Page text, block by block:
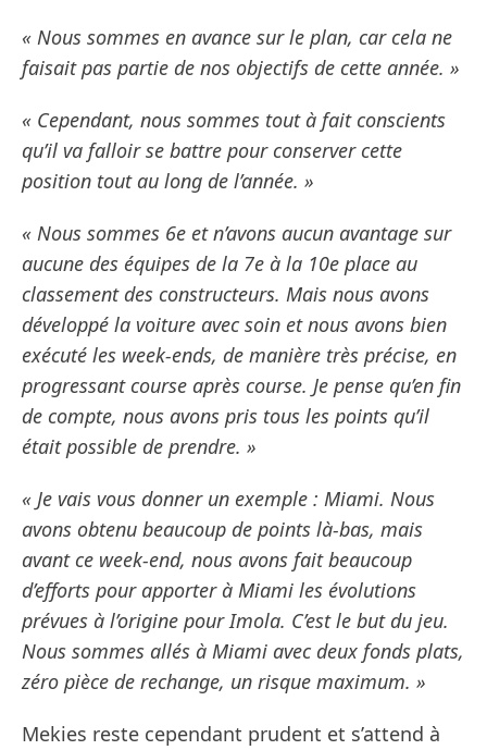
« Nous sommes en avance sur le plan, car cela ne
faisait pas partie de nos objectifs de cette année. »
« Cependant, nous sommes tout à fait conscients
qu’il va falloir se battre pour conserver cette
position tout au long de l’année. »
« Nous sommes 6e et n’avons aucun avantage sur
aucune des équipes de la 7e à la 10e place au
classement des constructeurs. Mais nous avons
développé la voiture avec soin et nous avons bien
exécuté les week-ends, de manière très précise, en
progressant course après course. Je pense qu’en fin
de compte, nous avons pris tous les points qu’il
était possible de prendre. »
« Je vais vous donner un exemple : Miami. Nous
avons obtenu beaucoup de points là-bas, mais
avant ce week-end, nous avons fait beaucoup
d’efforts pour apporter à Miami les évolutions
prévues à l’origine pour Imola. C’est le but du jeu.
Nous sommes allés à Miami avec deux fonds plats,
zéro pièce de rechange, un risque maximum. »
Mekies reste cependant prudent et s’attend à